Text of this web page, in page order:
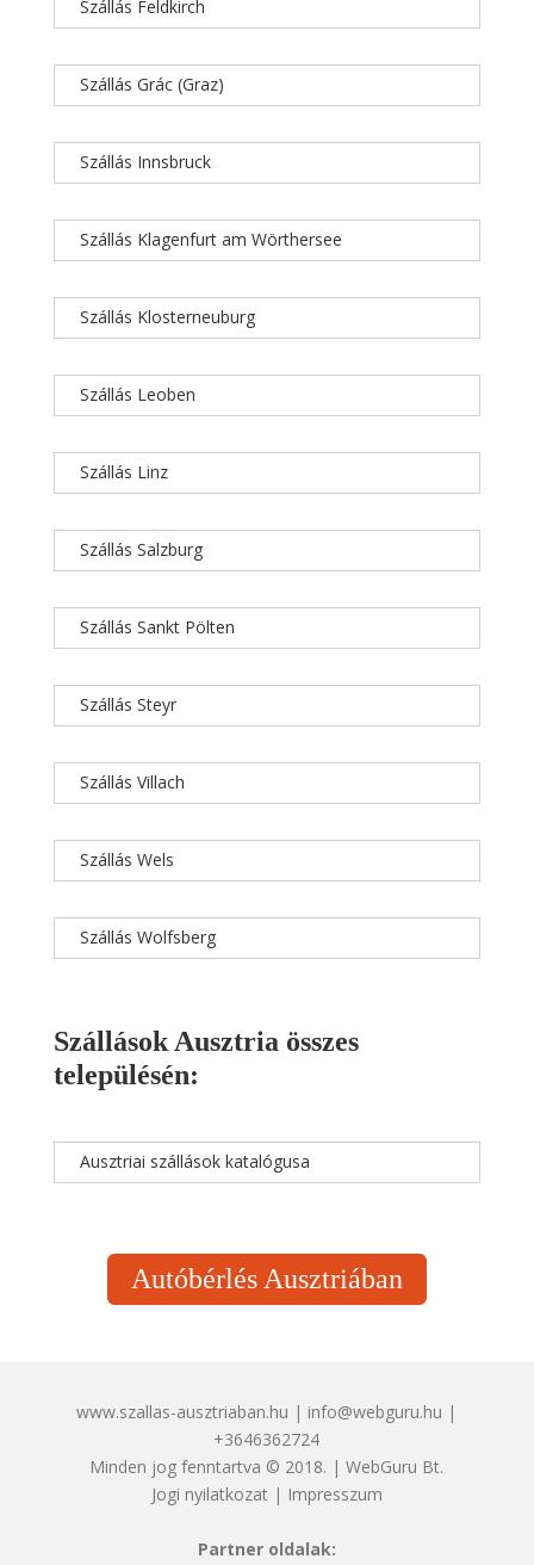
Szállás Feldkirch
Szállás Grác (Graz)
Szállás Innsbruck
Szállás Klagenfurt am Wörthersee
Szállás Klosterneuburg
Szállás Leoben
Szállás Linz
Szállás Salzburg
Szállás Sankt Pölten
Szállás Steyr
Szállás Villach
Szállás Wels
Szállás Wolfsberg
Szállások Ausztria összes
településén:
Ausztriai szállások katalógusa
Autóbérlés Ausztriában
www.szallas-ausztriaban.hu | info@webguru.hu |
+3646362724
Minden jog fenntartva © 2018. | WebGuru Bt.
Jogi nyilatkozat| Impresszum
Partner oldalak: